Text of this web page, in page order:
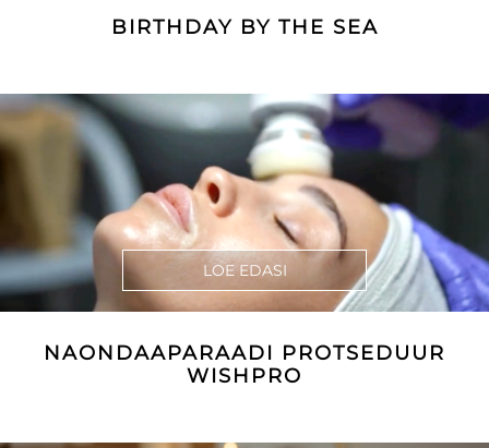
BIRTHDAY BY THE SEA
LOE EDASI
NAONDAAPARAADI PROTSEDUUR
WISHPRO